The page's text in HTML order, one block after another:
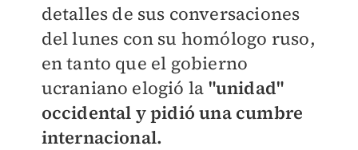
detalles de sus conversaciones
del lunes con su homólogo ruso,
en tanto que el gobierno
ucraniano elogió la "unidad"
occidental y pidió una cumbre
internacional.